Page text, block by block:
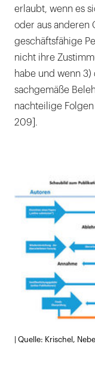
erlaubt, wenn es
oder aus anderen
geschäftsfähige
nicht ihre
habe und wenn
sachgemäße
nachteilige
209].
| Quelle: Krischel, Nebe